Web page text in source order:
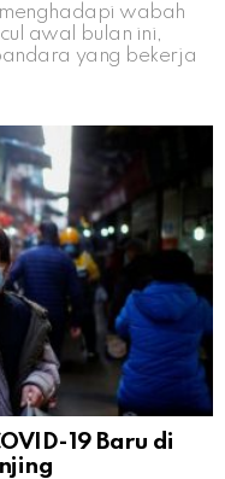
wabah
awal bulan ini,
yang bekerja
19 Baru di